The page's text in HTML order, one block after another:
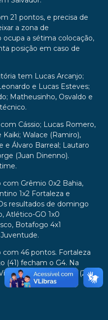
21 pontos, e precisa de
a zona de
a sétima colocação,
posição em caso de
tem Lucas Arcanjo;
e Lucas Esteves;
Matheusinho, Osvaldo e
Cássio; Lucas Romero,
Walace (Ramiro),
e Álvaro Barreal; Lautaro
(Juan Dinenno).
Grêmio 0x2 Bahia,
1x2 Fortaleza e
resultados de domingo
Atlético-GO 1x0
Botafogo 4x1
com 46 pontos. Fortaleza
(41) fecham o G4. Na
(21), Fluminense (21),